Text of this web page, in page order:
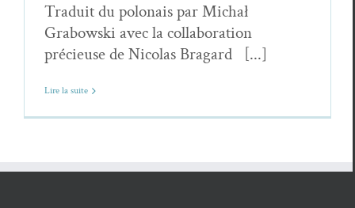
Traduit du polonais par Michał
Grabowski avec la collaboration
précieuse de Nicolas Bragard [...]
Lire la suite